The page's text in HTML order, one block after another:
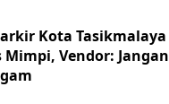
Kota Tasikmalaya
Mimpi, Vendor: Jangan